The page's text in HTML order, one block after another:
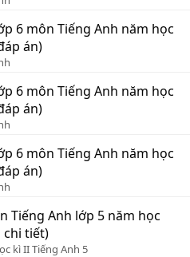
6 môn Tiếng Anh năm học
án)
6 môn Tiếng Anh năm học
án)
6 môn Tiếng Anh năm học
án)
Tiếng Anh lớp 5 năm học
chi tiết)
kì II Tiếng Anh 5